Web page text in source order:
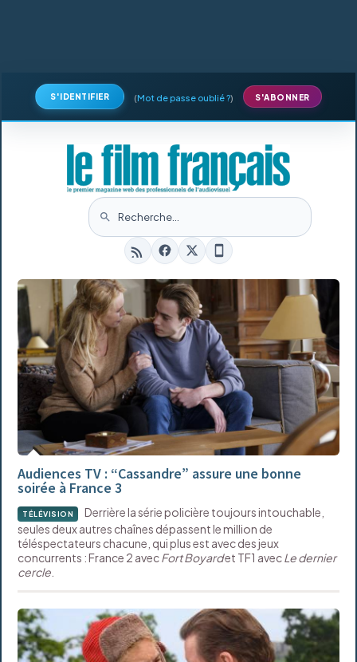
S'IDENTIFIER (Mot de passe oublié ?) S'ABONNER
Audiences TV : “Cassandre” assure une bonne
soirée à France 3
TÉLÉVISION
Derrière la série policière toujours intouchable,
seules deux autres chaînes dépassent le million de
téléspectateurs chacune, qui plus est avec des jeux
concurrents : France 2 avecFort Boyardet TF1 avecLe dernier
cercle